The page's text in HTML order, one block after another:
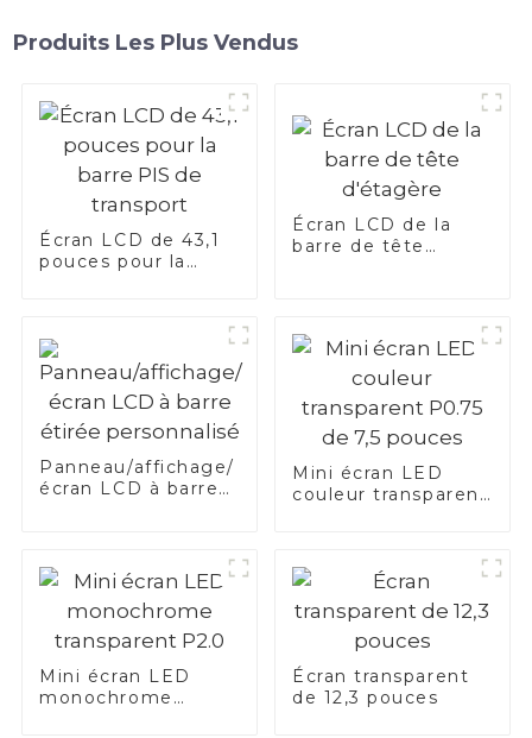
Produits Les Plus Vendus
Écran LCD de 43,1
pouces pour la
Écran LCD de la
barre de tête
Panneau/affichage/
écran LCD à barre
Mini écran LED
couleur transparent
Mini écran LED
monochrome
Écran transparent
de 12,3 pouces